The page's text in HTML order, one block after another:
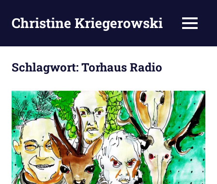
Inhalt
springen
Christine Kriegerowski MENÜ
Schlagwort:Torhaus Radio